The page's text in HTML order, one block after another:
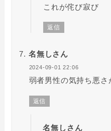
これが侘び寂び
返信
名無しさん
2024-09-01 22:06
弱者男性の気持ち悪
返信
名無しさん